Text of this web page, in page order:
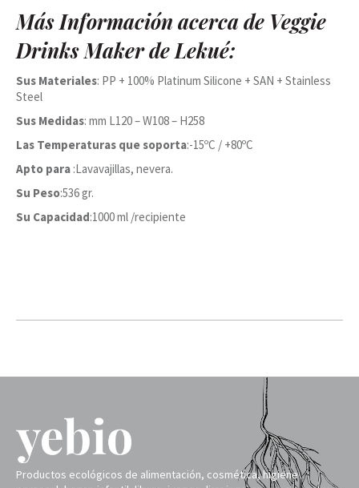
Más Información acerca de Veggie
Drinks Maker de Lekué:
Sus Materiales: PP + 100% Platinum Silicone + SAN + Stainless
Steel
Sus Medidas: mm L120 – W108 – H258
Las Temperaturas que soporta:-15ºC / +80ºC
Apto para :Lavavajillas, nevera.
Su Peso:536 gr.
Su Capacidad:1000 ml /recipiente
Productos ecológicos de alimentación, cosmética, higiene